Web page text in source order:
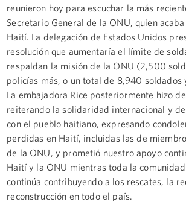
reunieron hoy para escuchar la más
Secretario General de la ONU, quien
Haití. La delegación de Estados Unidos
resolución que aumentaría el límite de
respaldan la misión de la ONU (2,500
policías más, o un total de 8,940 soldados
La embajadora Rice posteriormente hizo
reiterando la solidaridad internacional y
con el pueblo haitiano, expresando
perdidas en Haití, incluidas las de
de la ONU, y prometió nuestro apoyo
Haití y la ONU mientras toda la
continúa contribuyendo a los rescates, la
reconstrucción en todo el país.